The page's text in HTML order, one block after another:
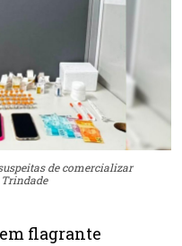
de comercializar
flagrante